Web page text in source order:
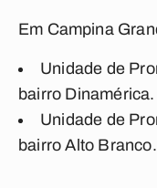
Em Campina
Unidade de
bairro
Unidade de
bairro Alto